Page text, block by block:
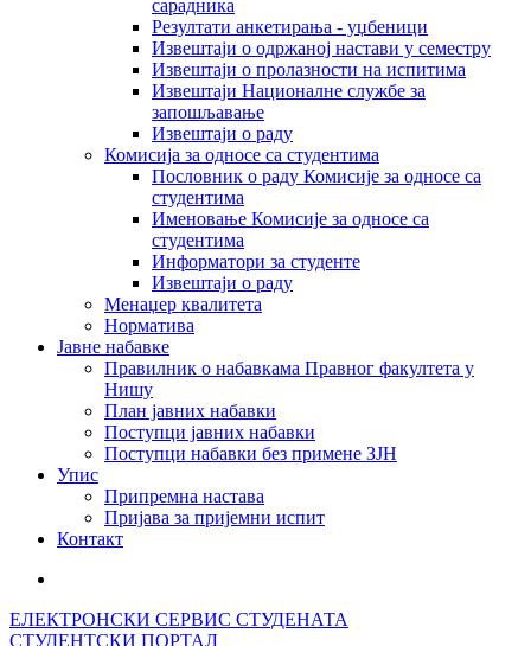
сарадника
Резултати анкетирања - уџбеници
Извештаји о одржаној настави у семестру
Извештаји о пролазности на испитима
Извештаји Националне службе за
запошљавање
Извештаји о раду
Комисија за односе са студентима
Пословник о раду Комисије за односе са
студентима
Именовање Комисије за односе са
студентима
Информатори за студенте
Извештаји о раду
Менаџер квалитета
Норматива
Јавне набавке
Правилник о набавкама Правног факултета у
Нишу
План јавних набавки
Поступци јавних набавки
Поступци набавки без примене ЗЈН
Упис
Припремна настава
Пријава за пријемни испит
Контакт
ЕЛЕКТРОНСКИ СЕРВИС СТУДЕНАТА
СТУДЕНТСКИ ПОРТАЛ